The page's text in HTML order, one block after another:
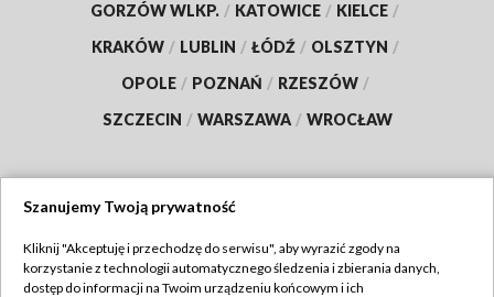
GORZÓW WLKP. / KATOWICE / KIELCE /
KRAKÓW / LUBLIN / ŁÓDŹ / OLSZTYN /
OPOLE / POZNAŃ / RZESZÓW /
SZCZECIN / WARSZAWA / WROCŁAW
TVP
Szanujemy Twoją prywatność
Kliknij "Akceptuję i przechodzę do serwisu", aby wyrazić zgody na
korzystanie z technologii automatycznego śledzenia i zbierania danych,
dostęp do informacji na Twoim urządzeniu końcowym i ich